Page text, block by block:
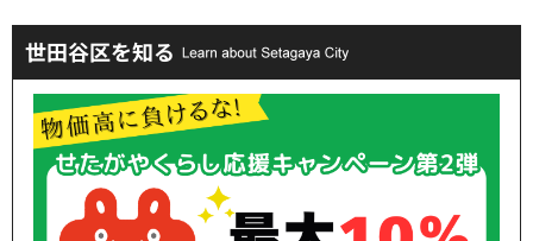
世田谷区を知る